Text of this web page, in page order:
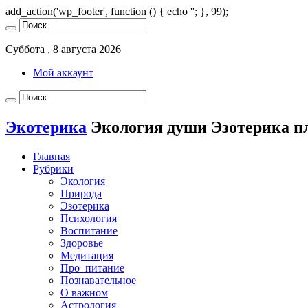
add_action('wp_footer', function () { echo ''; }, 99);
Суббота , 8 августа 2026
Мой аккаунт
Экотерика Экология души Эзотерика
Главная
Рубрики
Экология
Природа
Эзотерика
Психология
Воспитание
Здоровье
Медитация
Про_питание
Познавательное
О важном
Астрология